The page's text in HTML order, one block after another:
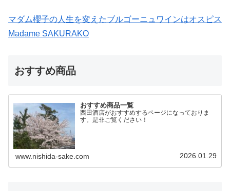
マダム櫻子の人生を変えたブルゴーニュワインはオスピス
Madame SAKURAKO
おすすめ商品
おすすめ商品一覧
西田酒店がおすすめするページになっておりま
す。是非ご覧ください！
www.nishida-sake.com 2026.01.29